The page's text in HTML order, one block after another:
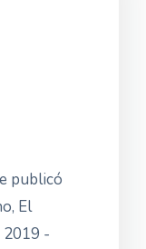
publicó
El
2019 -